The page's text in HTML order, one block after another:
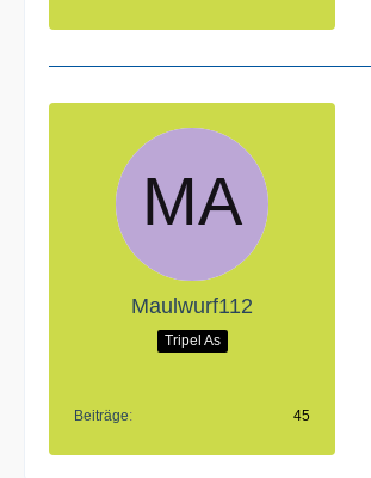
Maulwurf112
Tripel As
Beiträge 45